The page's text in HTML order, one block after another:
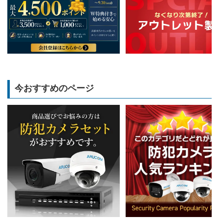
今おすすめのページ